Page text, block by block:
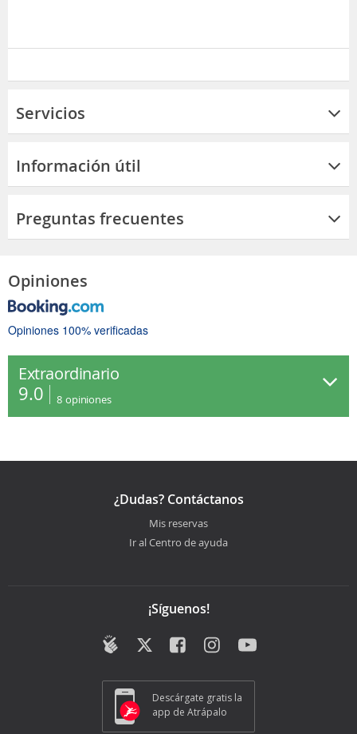
Servicios
Información útil
Preguntas frecuentes
Opiniones
Opiniones 100% verificadas
Extraordinario
9.0 8 opiniones
¿Dudas? Contáctanos
Mis reservas
Ir al Centro de ayuda
¡Síguenos!
Descárgate gratis la
app de Atrápalo